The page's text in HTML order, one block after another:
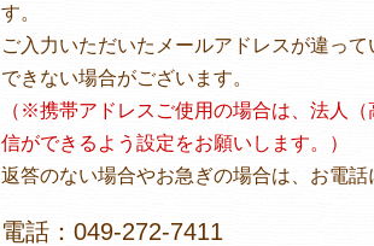
す。
ご入力いただいたメールアドレスが違っ
できない場合がございます。
（※携帯アドレスご使用の場合は、法人
信ができるよう設定をお願いします。）
返答のない場合やお急ぎの場合は、お電話
電話：049-272-7411